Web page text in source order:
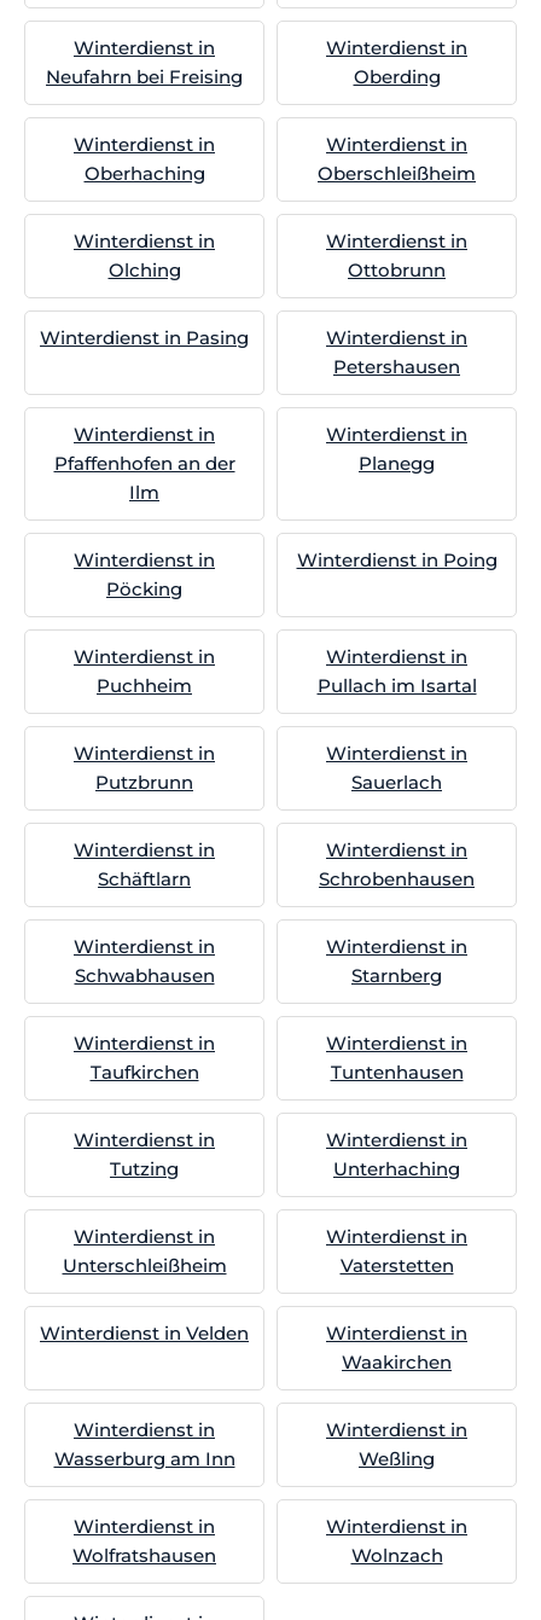
Winterdienst in
Neufahrn bei Freising
Winterdienst in
Oberding
Winterdienst in
Oberhaching
Winterdienst in
Oberschleißheim
Winterdienst in
Olching
Winterdienst in
Ottobrunn
Winterdienst in Pasing
Winterdienst in
Petershausen
Winterdienst in
Pfaffenhofen an der
Ilm
Winterdienst in
Planegg
Winterdienst in
Pöcking
Winterdienst in Poing
Winterdienst in
Puchheim
Winterdienst in
Pullach im Isartal
Winterdienst in
Putzbrunn
Winterdienst in
Sauerlach
Winterdienst in
Schäftlarn
Winterdienst in
Schrobenhausen
Winterdienst in
Schwabhausen
Winterdienst in
Starnberg
Winterdienst in
Taufkirchen
Winterdienst in
Tuntenhausen
Winterdienst in
Tutzing
Winterdienst in
Unterhaching
Winterdienst in
Unterschleißheim
Winterdienst in
Vaterstetten
Winterdienst in Velden
Winterdienst in
Waakirchen
Winterdienst in
Wasserburg am Inn
Winterdienst in
Weßling
Winterdienst in
Wolfratshausen
Winterdienst in
Wolnzach